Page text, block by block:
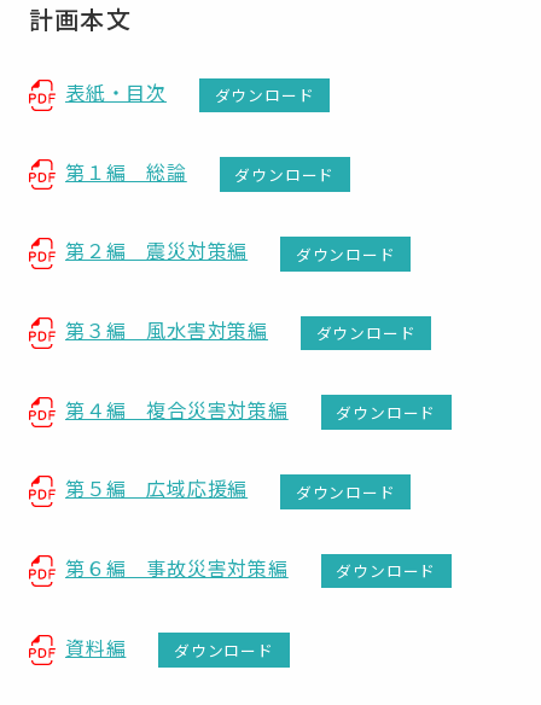
計画本文
表紙・目次 ダウンロード
第１編 総論 ダウンロード
第２編 震災対策編 ダウンロード
第３編 風水害対策編 ダウンロード
第４編 複合災害対策編 ダウンロード
第５編 広域応援編 ダウンロード
第６編 事故災害対策編 ダウンロード
資料編 ダウンロード